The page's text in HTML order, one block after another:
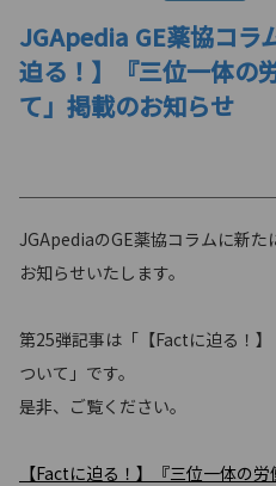
JGApedia GE薬協コラ
迫る！】『三位一体の
て」掲載のお知らせ
JGApediaのGE薬協コラムに新
お知らせいたします。
第25弾記事は「【Factに迫る！
ついて」です。
是非、ご覧ください。
【Factに迫る！】『三位一体の